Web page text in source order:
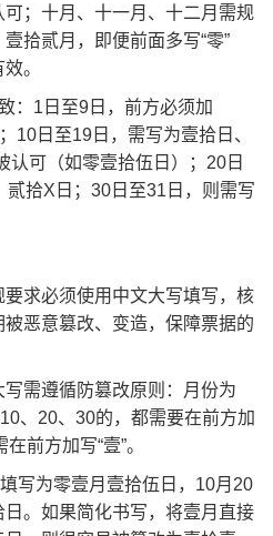
；十月、十一月、十二月需规
拾贰月，即便前面多写“零”
。
：1日至9日，前方必须加
10日至19日，需写为壹拾日、
认可（如零壹拾伍日）；20日
贰拾X日；30日至31日，则需写
求必须使用中文大写填写，核
恶意篡改、变造，保障票据的
需遵循防篡改原则：月份为
、20、30的，都需要在前方加
前方加写“壹”。
写为零壹月壹拾伍日，10月20
日。如果简化书写，将壹月直接